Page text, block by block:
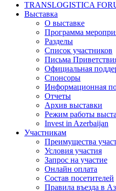
TRANSLOGISTICA
Выставка
О выставке
Программа
Разделы
Список участников
Письма
Официальная
Спонсоры
Информационная
Отчеты
Архив выставки
Режим работы
Invest in Azerbaijan
Участникам
Преимущества
Условия участия
Запрос на участие
Онлайн оплата
Состав посетителей
Правила въезда в